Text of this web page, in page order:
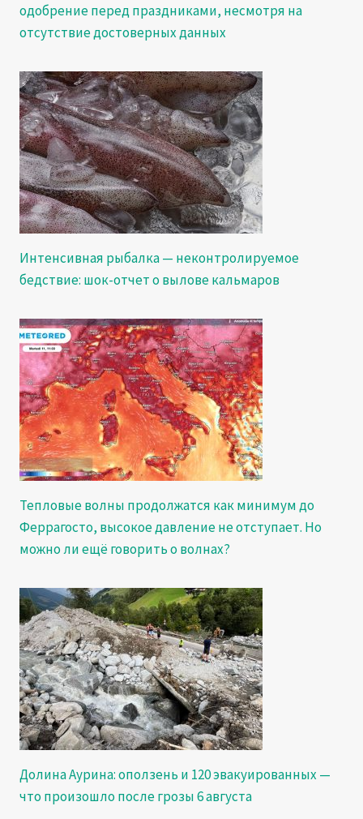
одобрение перед праздниками, несмотря на
отсутствие достоверных данных
Интенсивная рыбалка — неконтролируемое
бедствие: шок-отчет о вылове кальмаров
Тепловые волны продолжатся как минимум до
Феррагосто, высокое давление не отступает. Но
можно ли ещё говорить о волнах?
Долина Аурина: оползень и 120 эвакуированных —
что произошло после грозы 6 августа